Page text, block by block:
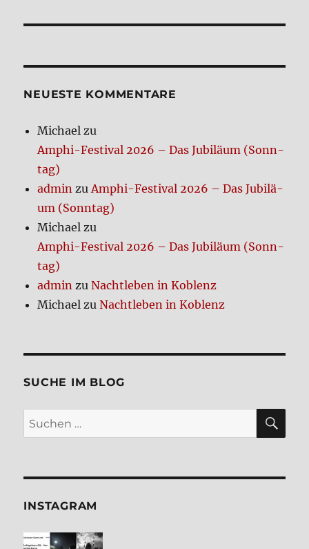
NEUE­STE KOM­MEN­TA­RE
Michael zu
Amphi-Festi­val 2026 – Das Jubi­lä­um (Sonn­
tag)
admin zuAmphi-Festi­val 2026 – Das Jubi­lä­
um (Sonn­tag)
Michael zu
Amphi-Festi­val 2026 – Das Jubi­lä­um (Sonn­
tag)
admin zuNacht­le­ben in Koblenz
Michael zuNacht­le­ben in Koblenz
SUCHE IM BLOG
Suchen
nach:
INSTA­GRAM